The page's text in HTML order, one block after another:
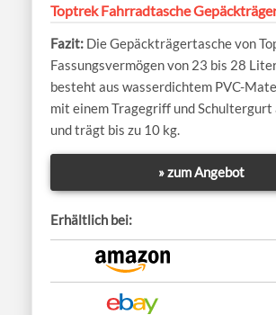
Toptrek Fahrradtasche
Die Gepäckträgertasche von
Fassungsvermögen von 23 bis 28
besteht aus wasserdichtem PVC-
mit einem Tragegriff und
und trägt bis zu 10 kg.
» zum Angebot
Erhältlich bei: